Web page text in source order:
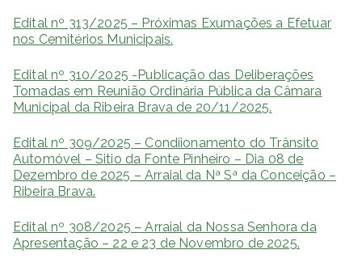
Edital nº 313/2025 – Próximas Exumações a Efetuar
nos Cemitérios Municipais.
Edital nº 310/2025 -Publicação das Deliberações
Tomadas em Reunião Ordinária Pública da Câmara
Municipal da Ribeira Brava de 20/11/2025.
Edital nº 309/2025 – Condiionamento do Trânsito
Automóvel – Sitio da Fonte Pinheiro – Dia 08 de
Dezembro de 2025 – Arraial da Nª Sª da Conceição –
Ribeira Brava.
Edital nº 308/2025 – Arraial da Nossa Senhora da
Apresentação – 22 e 23 de Novembro de 2025.